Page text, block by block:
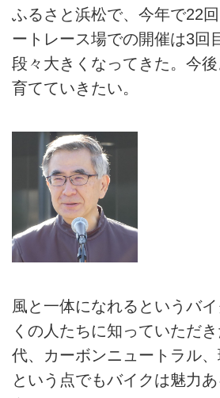
ふるさと浜松で、今年で22
ートレース場での開催は3回
段々大きくなってきた。今後
育てていきたい。
風と一体になれるというバ
くの人たちに知っていただ
代、カーボンニュートラル
という点でもバイクは魅力